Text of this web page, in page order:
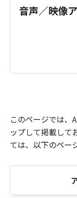
音声／映像
このページでは、
ップして掲載して
ては、以下のペー